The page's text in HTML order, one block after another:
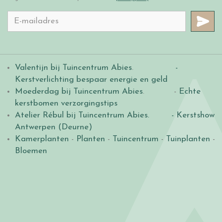
Valentijn bij Tuincentrum Abies.
-
Kerstverlichting bespaar energie en geld
Moederdag bij Tuincentrum Abies. - Echte
kerstbomen verzorgingstips
Atelier Rébul bij Tuincentrum Abies.
- Kerstshow
Antwerpen (Deurne)
Kamerplanten - Planten - Tuincentrum - Tuinplanten -
Bloemen